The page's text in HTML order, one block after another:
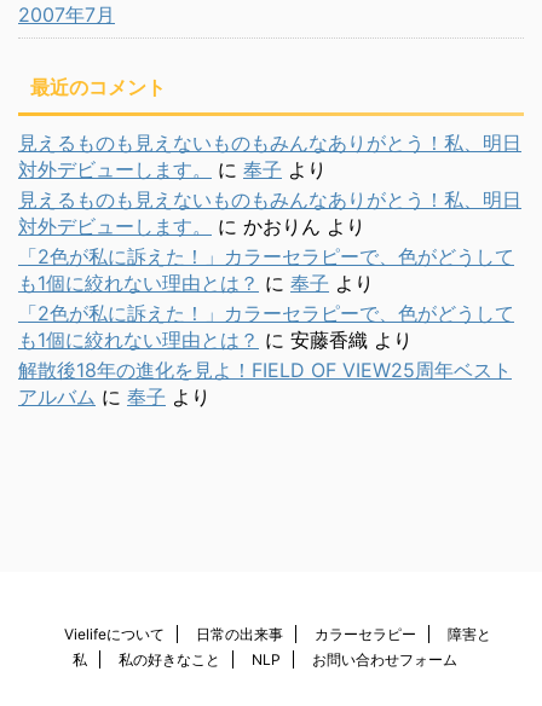
2007年7月
最近のコメント
見えるものも見えないものもみんなありがとう！私、明日
対外デビューします。
に 奉子 より
見えるものも見えないものもみんなありがとう！私、明日
対外デビューします。
に かおりん より
「2色が私に訴えた！」カラーセラピーで、色がどうして
も1個に絞れない理由とは？ に 奉子 より
「2色が私に訴えた！」カラーセラピーで、色がどうして
も1個に絞れない理由とは？ に 安藤香織 より
解散後18年の進化を見よ！FIELD OF VIEW25周年ベスト
アルバム に 奉子 より
Vielifeについて 日常の出来事 カラーセラピー
障害と
私
私の好きなこと NLP お問い合わせフォーム